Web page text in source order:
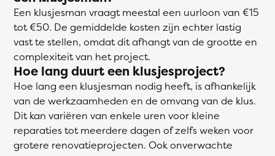
Een klusjesman vraagt meestal een uurloon van €15
tot €50. De gemiddelde kosten zijn echter lastig
vast te stellen, omdat dit afhangt van de grootte en
complexiteit van het project.
Hoe lang duurt een klusjesproject?
Hoe lang een klusjesman nodig heeft, is afhankelijk
van de werkzaamheden en de omvang van de klus.
Dit kan variëren van enkele uren voor kleine
reparaties tot meerdere dagen of zelfs weken voor
grotere renovatieprojecten. Ook onverwachte